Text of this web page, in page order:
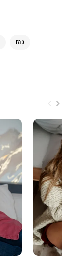
rap
›